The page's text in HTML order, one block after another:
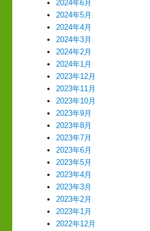
2024年6月
2024年5月
2024年4月
2024年3月
2024年2月
2024年1月
2023年12月
2023年11月
2023年10月
2023年9月
2023年8月
2023年7月
2023年6月
2023年5月
2023年4月
2023年3月
2023年2月
2023年1月
2022年12月